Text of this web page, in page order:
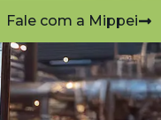
Fale com a Mippei